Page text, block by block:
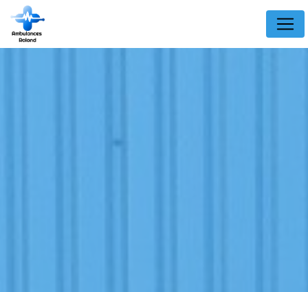
Panneau de gestion des cookies